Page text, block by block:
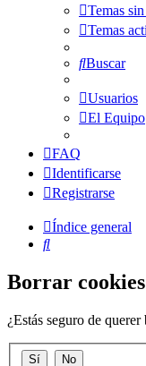
Temas
Temas
Buscar
Usuarios
El Equipo
FAQ
Identificarse
Registrarse
Índice general
Buscar
Borrar cookies
¿Estás seguro de